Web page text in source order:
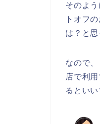
そのよ
トオフ
は？と思
なので
店で利
るといい